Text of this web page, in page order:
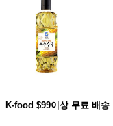
양념/소
스/가루
건조식
농산품
놀이방
DVD
유아 보
K-food $99이상 무료 배송